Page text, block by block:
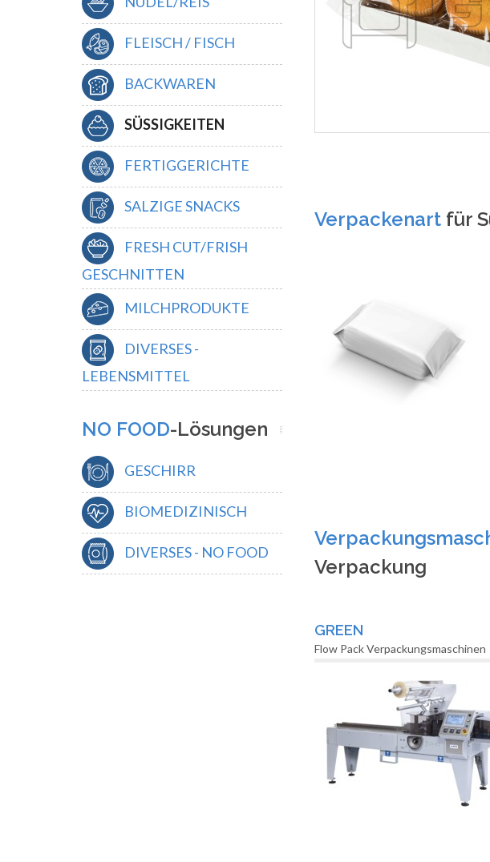
Verpackenart für
Verpackung
GREEN
Flow Pack Verpackungsmaschinen
FLEISCH / FISCH
BACKWAREN
SÜSSIGKEITEN
FERTIGGERICHTE
SALZIGE SNACKS
FRESH CUT/FRISH
GESCHNITTEN
MILCHPRODUKTE
DIVERSES -
LEBENSMITTEL
NO FOOD-Lösungen
GESCHIRR
BIOMEDIZINISCH
DIVERSES - NO FOOD